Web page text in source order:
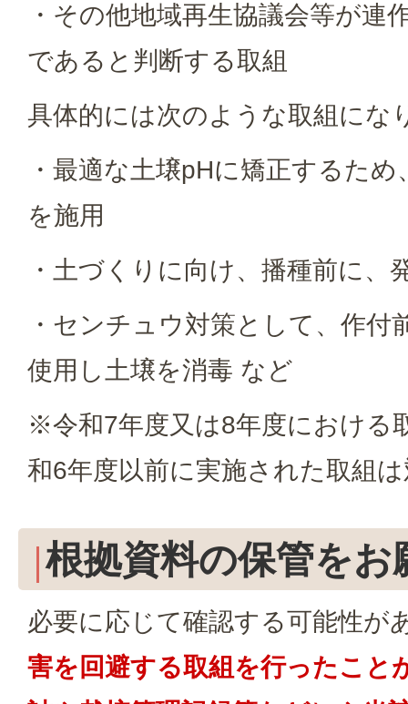
・その他地域再生協議会等が連
であると判断する取組
具体的には次のような取組にな
・最適な土壌pHに矯正するた
を施用
・土づくりに向け、播種前に、
・センチュウ対策として、作付
使用し土壌を消毒 など
※令和7年度又は8年度における
和6年度以前に実施された取組
根拠資料の保管をお
必要に応じて確認する可能性が
害を回避する取組を行ったこと